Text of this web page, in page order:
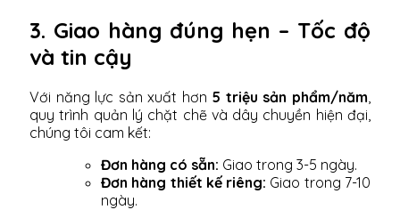
3. Giao hàng đúng hẹn – Tốc độ
và tin cậy
Với năng lực sản xuất hơn 5 triệu sản phẩm/năm
quy trình quản lý chặt chẽ và dây chuyền hiện đại,
chúng tôi cam kết:
Đơn hàng có sẵn: Giao trong 3-5 ngày.
Đơn hàng thiết kế riêng: Giao trong 7-10
ngày.